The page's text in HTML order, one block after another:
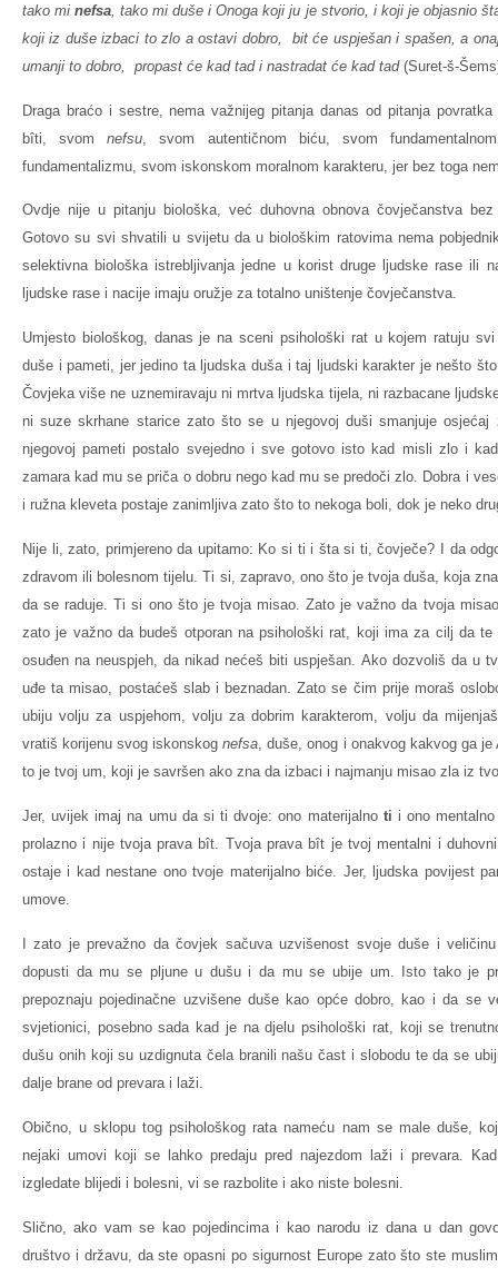
tako minefsa , tako mi duše i Onoga koji ju je stvorio, i koji je objasnio
koji iz duše izbaci to zlo a ostavi dobro, bit će uspješan i spašen, a
umanji to dobro, propast će kad tad i nastradat će kad tad(Suret-š-
Draga braćo i sestre, nema važnijeg pitanja danas od pitanja
bîti, svomnefsu , svom autentičnom biću, svom
fundamentalizmu, svom iskonskom moralnom karakteru, jer bez toga
Ovdje nije u pitanju biološka, već duhovna obnova čovječanstva
Gotovo su svi shvatili u svijetu da u biološkim ratovima nema
selektivna biološka istrebljivanja jedne u korist druge ljudske rase ili
ljudske rase i nacije imaju oružje za totalno uništenje čovječanstva.
Umjesto biološkog, danas je na sceni psihološki rat u kojem ratuju
duše i pameti, jer jedino ta ljudska duša i taj ljudski karakter je nešto
Čovjeka više ne uznemiravaju ni mrtva ljudska tijela, ni razbacane
ni suze skrhane starice zato što se u njegovoj duši smanjuje
njegovoj pameti postalo svejedno i sve gotovo isto kad misli zlo i
zamara kad mu se priča o dobru nego kad mu se predoči zlo. Dobra i
i ružna kleveta postaje zanimljiva zato što to nekoga boli, dok je neko
Nije li, zato, primjereno da upitamo: Ko si ti i šta si ti, čovječe? I da
zdravom ili bolesnom tijelu. Ti si, zapravo, ono što je tvoja duša, koja
da se raduje. Ti si ono što je tvoja misao. Zato je važno da tvoja
zato je važno da budeš otporan na psihološki rat, koji ima za cilj da
osuđen na neuspjeh, da nikad nećeš biti uspješan. Ako dozvoliš da u
uđe ta misao, postaćeš slab i beznadan. Zato se čim prije moraš
ubiju volju za uspjehom, volju za dobrim karakterom, volju da
vratiš korijenu svog iskonskognefsa, duše, onog i onakvog kakvog ga
to je tvoj um, koji je savršen ako zna da izbaci i najmanju misao zla iz
Jer, uvijek imaj na umu da si ti dvoje: ono materijalno ti i ono
prolazno i nije tvoja prava bît. Tvoja prava bît je tvoj mentalni i
ostaje i kad nestane ono tvoje materijalno biće. Jer, ljudska povijest
umove.
I zato je prevažno da čovjek sačuva uzvišenost svoje duše i
dopusti da mu se pljune u dušu i da mu se ubije um. Isto tako je
prepoznaju pojedinačne uzvišene duše kao opće dobro, kao i da se
svjetionici, posebno sada kad je na djelu psihološki rat, koji se
dušu onih koji su uzdignuta čela branili našu čast i slobodu te da se
dalje brane od prevara i laži.
Obično, u sklopu tog psihološkog rata nameću nam se male duše,
nejaki umovi koji se lahko predaju pred najezdom laži i prevara.
izgledate blijedi i bolesni, vi se razbolite i ako niste bolesni.
Slično, ako vam se kao pojedincima i kao narodu iz dana u dan
društvo i državu, da ste opasni po sigurnost Europe zato što ste